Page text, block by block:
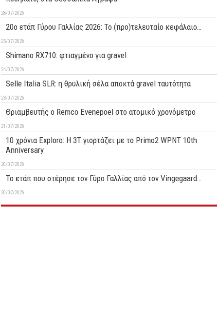
28/07/2026
20ο ετάπ Γύρου Γαλλίας 2026: Το (προ)τελευταίο κεφάλαιο…
25/07/2026
Shimano RX710: φτιαγμένο για gravel
24/07/2026
Selle Italia SLR: η θρυλική σέλα αποκτά gravel ταυτότητα
23/07/2026
Θριαμβευτής ο Remco Evenepoel στο ατομικό χρονόμετρο
21/07/2026
10 χρόνια Exploro: Η 3T γιορτάζει με το Primo2 WPNT 10th
Anniversary
20/07/2026
Το ετάπ που στέρησε τον Γύρο Γαλλίας από τον Vingegaard…
20/07/2026